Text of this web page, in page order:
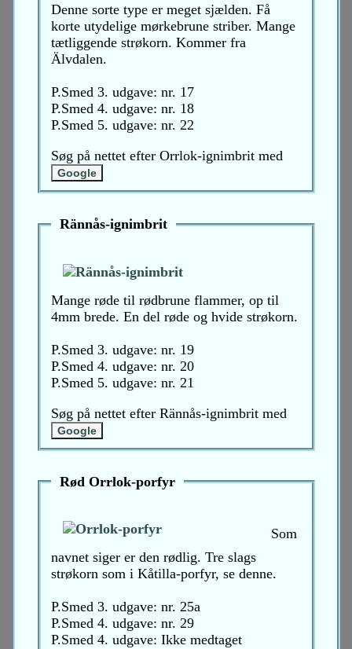
Denne sorte type er meget sjælden. Få
korte utydelige mørkebrune striber. Mange
tætliggende strøkorn. Kommer fra
Älvdalen.
P.Smed 3. udgave: nr. 17
P.Smed 4. udgave: nr. 18
P.Smed 5. udgave: nr. 22
Søg på nettet efter Orrlok-ignimbrit med
Rännås-ignimbrit
Mange røde til rødbrune flammer, op til
4mm brede. En del røde og hvide strøkorn.
P.Smed 3. udgave: nr. 19
P.Smed 4. udgave: nr. 20
P.Smed 5. udgave: nr. 21
Søg på nettet efter Rännås-ignimbrit med
Rød Orrlok-porfyr
Som
navnet siger er den rødlig. Tre slags
strøkorn som i Kåtilla-porfyr, se denne.
P.Smed 3. udgave: nr. 25a
P.Smed 4. udgave: nr. 29
P.Smed 4. udgave: Ikke medtaget